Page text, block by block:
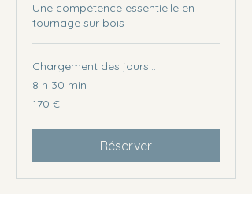
Une compétence essentielle en
tournage sur bois
Chargement des jours...
8 h 30 min
170
euros
170 €
Réserver